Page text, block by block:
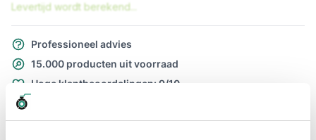
Levertijd wordt berekend...
Professioneel advies
15.000 producten uit voorraad
Hoge klantbeoordelingen: 9/10